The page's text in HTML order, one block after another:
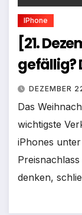
IPhone
[21.
gefällig?
DEZEMBER
Das
wichtigste
iPhones
denken,